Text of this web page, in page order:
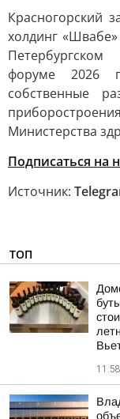
Красногорский
холдинг «Швабе»
форуме 2026
собственные
Министерства
Подписаться на
Источник:
ТОП
11:58